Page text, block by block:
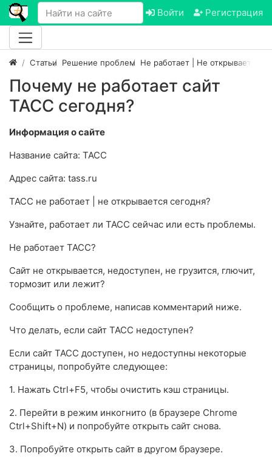
Войти Регистрация
Статьи Решение проблем Не работает | Не открывается
Почему не работает сайт
ТАСС сегодня?
Информация о сайте
Название сайта: ТАСС
Адрес сайта: tass.ru
ТАСС не работает | не открывается сегодня?
Узнайте, работает ли ТАСС сейчас или есть проблемы.
Не работает ТАСС?
Сайт не открывается, недоступен, не грузится, глючит,
тормозит или лежит?
Сообщить о проблеме, написав комментарий ниже.
Что делать, если сайт ТАСС недоступен?
Если сайт ТАСС доступен, но недоступны некоторые
страницы, попробуйте следующее:
1. Нажать Ctrl+F5, чтобы очистить кэш страницы.
2. Перейти в режим инкогнито (в браузере Chrome
Ctrl+Shift+N) и попробуйте открыть сайт снова.
3. Попробуйте открыть сайт в другом браузере.